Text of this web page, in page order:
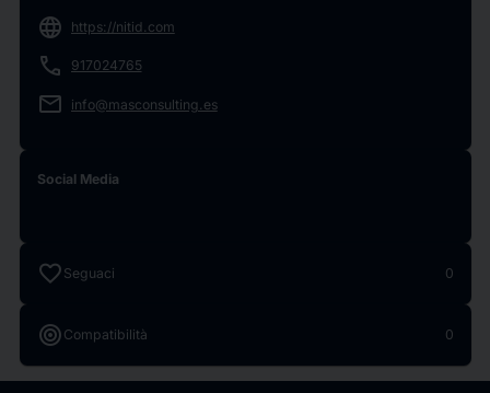
language https://nitid.com
phone 917024765
email info@masconsulting.es
Social Media
favorite Seguaci 0
target Compatibilità 0